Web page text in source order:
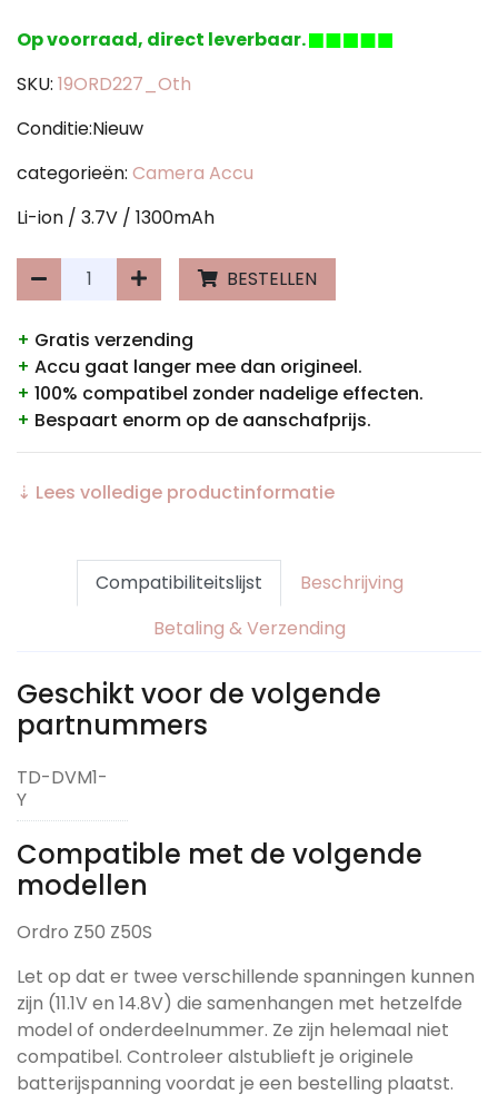
Op voorraad, direct leverbaar.
SKU: 19ORD227_Oth
Conditie:Nieuw
categorieën: Camera Accu
Li-ion / 3.7V / 1300mAh
BESTELLEN
+ Gratis verzending
+ Accu gaat langer mee dan origineel.
+ 100% compatibel zonder nadelige effecten.
+ Bespaart enorm op de aanschafprijs.
⇣ Lees volledige productinformatie
Compatibiliteitslijst
Beschrijving
Betaling & Verzending
Geschikt voor de volgende
partnummers
TD-DVM1-
Y
Compatible met de volgende
modellen
Ordro Z50 Z50S
Let op dat er twee verschillende spanningen kunnen
zijn (11.1V en 14.8V) die samenhangen met hetzelfde
model of onderdeelnummer. Ze zijn helemaal niet
compatibel. Controleer alstublieft je originele
batterijspanning voordat je een bestelling plaatst.